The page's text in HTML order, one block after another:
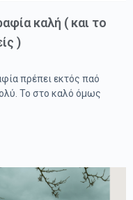
καλή ( και το
)
πρέπει εκτός παό
Το στο καλό όμως